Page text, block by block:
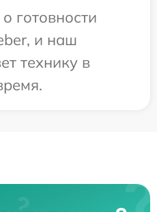
готовности
и наш
технику в